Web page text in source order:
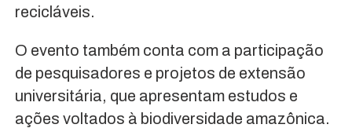
recicláveis.
O evento também conta com a participação
de pesquisadores e projetos de extensão
universitária, que apresentam estudos e
ações voltados à biodiversidade amazônica.